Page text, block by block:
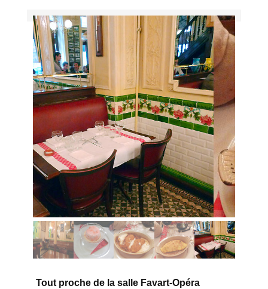
Tout proche de la salle Favart-Opéra